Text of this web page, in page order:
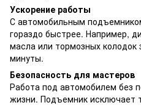
Ускорение работы
С автомобильным
гораздо быстрее. Например,
масла или тормозных колодок
минуты.
Безопасность для мастеров
Работа под автомобилем без
жизни. Подъемник исключает